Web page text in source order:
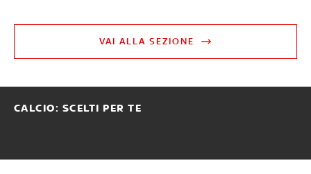
VAI ALLA SEZIONE
CALCIO: SCELTI PER TE